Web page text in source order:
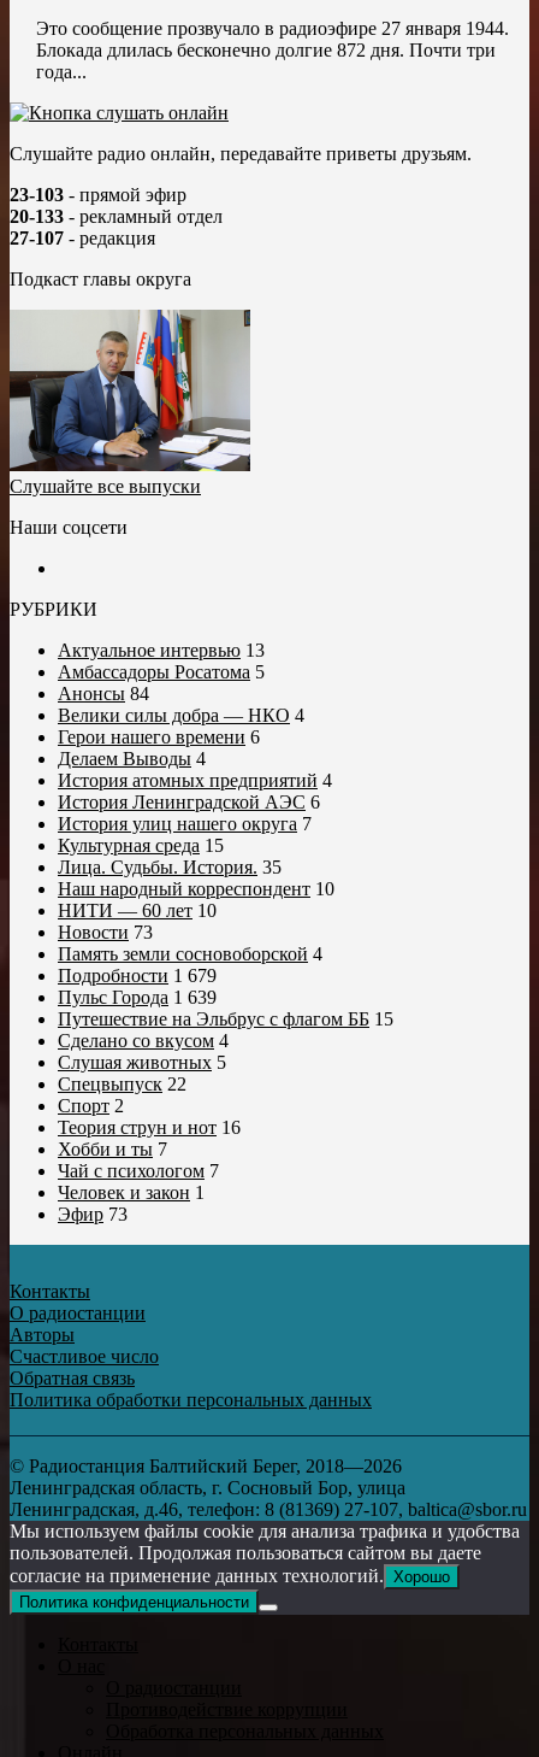
Это сообщение прозвучало в радиоэфире 27 января 1944.
Блокада длилась бесконечно долгие 872 дня. Почти три
года...
Слушайте радио онлайн, передавайте приветы друзьям.
23-103 - прямой эфир
20-133 - рекламный отдел
27-107 - редакция
Подкаст главы округа
Слушайте все выпуски
Наши соцсети
РУБРИКИ
Актуальное интервью 13
Амбассадоры Росатома 5
Анонсы 84
Велики силы добра — НКО 4
Герои нашего времени 6
Делаем Выводы 4
История атомных предприятий 4
История Ленинградской АЭС 6
История улиц нашего округа 7
Культурная среда 15
Лица. Судьбы. История. 35
Наш народный корреспондент 10
НИТИ — 60 лет 10
Новости 73
Память земли сосновоборской 4
Подробности 1 679
Пульс Города 1 639
Путешествие на Эльбрус с флагом ББ 15
Сделано со вкусом 4
Слушая животных 5
Спецвыпуск 22
Спорт 2
Теория струн и нот 16
Хобби и ты 7
Чай с психологом 7
Человек и закон 1
Эфир 73
Контакты
О радиостанции
Авторы
Счастливое число
Обратная связь
Политика обработки персональных данных
© Радиостанция Балтийский Берег, 2018—2026
Ленинградская область, г. Сосновый Бор, улица
Ленинградская, д.46, телефон: 8 (81369) 27-107, baltica@sbor.ru
Мы используем файлы cookie для анализа трафика и удобства
пользователей. Продолжая пользоваться сайтом вы даете
согласие на применение данных технологий. Хорошо
Политика конфиденциальности